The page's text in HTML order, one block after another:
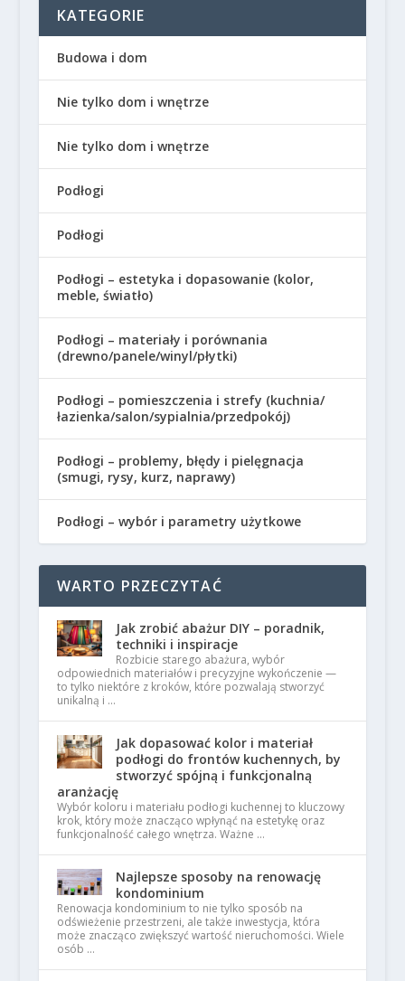
KATEGORIE
Budowa i dom
Nie tylko dom i wnętrze
Nie tylko dom i wnętrze
Podłogi
Podłogi
Podłogi – estetyka i dopasowanie (kolor,
meble, światło)
Podłogi – materiały i porównania
(drewno/panele/winyl/płytki)
Podłogi – pomieszczenia i strefy (kuchnia/
łazienka/salon/sypialnia/przedpokój)
Podłogi – problemy, błędy i pielęgnacja
(smugi, rysy, kurz, naprawy)
Podłogi – wybór i parametry użytkowe
WARTO PRZECZYTAĆ
Jak zrobić abażur DIY – poradnik,
techniki i inspiracje
Rozbicie starego abażura, wybór
odpowiednich materiałów i precyzyjne wykończenie —
to tylko niektóre z kroków, które pozwalają stworzyć
unikalną i …
Jak dopasować kolor i materiał
podłogi do frontów kuchennych, by
stworzyć spójną i funkcjonalną
aranżację
Wybór koloru i materiału podłogi kuchennej to kluczowy
krok, który może znacząco wpłynąć na estetykę oraz
funkcjonalność całego wnętrza. Ważne …
Najlepsze sposoby na renowację
kondominium
Renowacja kondominium to nie tylko sposób na
odświeżenie przestrzeni, ale także inwestycja, która
może znacząco zwiększyć wartość nieruchomości. Wiele
osób …